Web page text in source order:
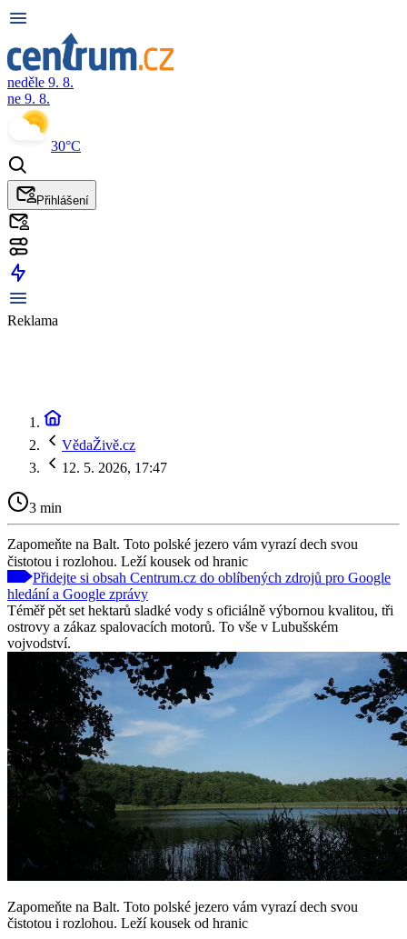
neděle 9. 8.
ne 9. 8.
30°C
Přihlášení
Reklama
VědaŽivě.cz
12. 5. 2026, 17:47
3 min
Zapomeňte na Balt. Toto polské jezero vám vyrazí dech svou
čistotou i rozlohou. Leží kousek od hranic
Přidejte si obsah Centrum.cz do oblíbených zdrojů pro Google
hledání a Google zprávy
Téměř pět set hektarů sladké vody s oficiálně výbornou kvalitou, tři
ostrovy a zákaz spalovacích motorů. To vše v Lubušském
vojvodství.
Zapomeňte na Balt. Toto polské jezero vám vyrazí dech svou
čistotou i rozlohou. Leží kousek od hranic